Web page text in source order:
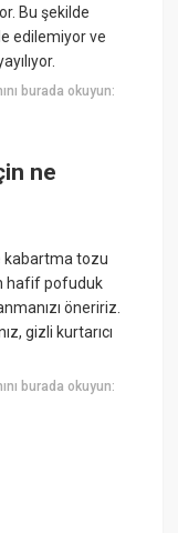
Bu şekilde
edilemiyor ve
burada okuyun:
ne
kabartma tozu
hafif pofuduk
öneririz.
gizli kurtarıcı
burada okuyun: